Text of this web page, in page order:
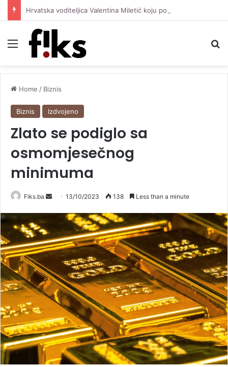
Menu
Home / Biznis
Biznis Izdvojeno
Zlato se podiglo sa
osmomjesečnog
minimuma
Fiks.ba
Send
email
13/10/2023 138 Less than a minute